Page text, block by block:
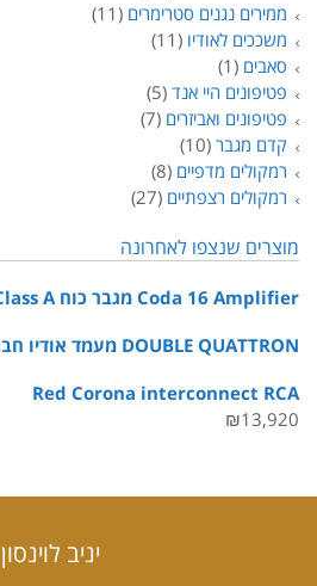
ממירים נגנים סטרימרים (11)
משככים לאודיו (11)
סאבים (1)
פטיפונים היי אנד (5)
פטיפונים ואביזרים (7)
קדם מגבר (10)
רמקולים מדפיים (8)
רמקולים רצפתיים (27)
מוצרים שנצפו לאחרונה
Coda 16 Amplifier מגבר כוח Class A
DOUBLE QUATTRON מעמד אודיו חברת neo
Red Corona interconnect RCA
₪13,920
יניב לוינסון